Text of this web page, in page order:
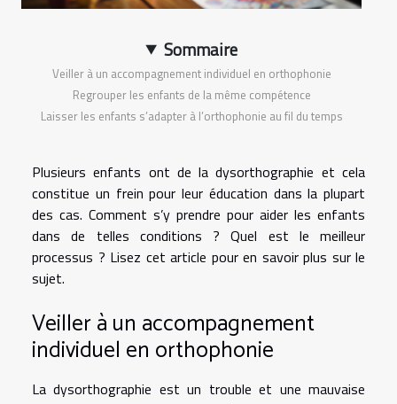
Sommaire
Veiller à un accompagnement individuel en orthophonie
Regrouper les enfants de la même compétence
Laisser les enfants s’adapter à l’orthophonie au fil du temps
Plusieurs enfants ont de la dysorthographie et cela
constitue un frein pour leur éducation dans la plupart
des cas. Comment s’y prendre pour aider les enfants
dans de telles conditions ? Quel est le meilleur
processus ? Lisez cet article pour en savoir plus sur le
sujet.
Veiller à un accompagnement
individuel en orthophonie
La dysorthographie est un trouble et une mauvaise